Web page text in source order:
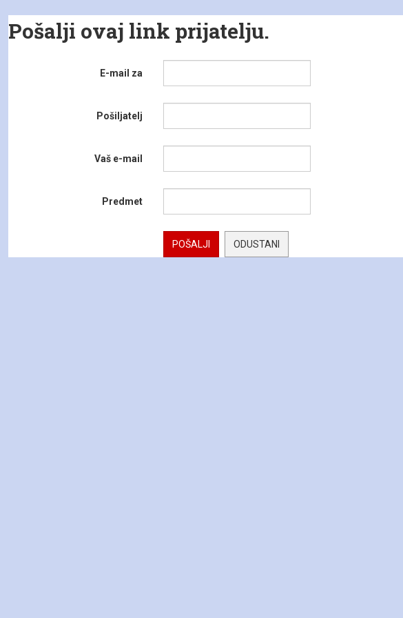
Pošalji ovaj link prijatelju.
E-mail za
Pošiljatelj
Vaš e-mail
Predmet
POŠALJI ODUSTANI